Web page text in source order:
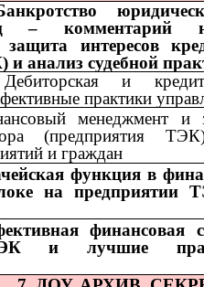
– комментарий
защита интересов
и анализ судебной
и
практики
менеджмент и
(предприятия
и граждан
функция в
на
финансовая
и лучшие